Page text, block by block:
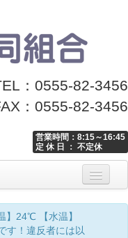
：0555-82-3456
：0555-82-3456
営業時間：8:15～16:45
定 休 日 ： 不定休
】24℃ 【水温】
す！違反者には以